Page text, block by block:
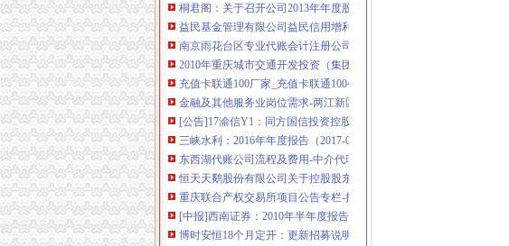
益民基金管理有限公司益民信用增利纯一年定期开放券型证券投
南京雨花台区专业代账会计注册公司流程_【会计服务】
2010年重庆城市交通开发投资（集团）有限公司公司券募集说明书_
充值卡联通100厂家_充值卡联通100公司-阿里巴巴公司黄页
金融及其他服务业岗位需求-两江新区官网
[公告]17渝信Y1：同方国信投资控股有限公司公开发行2017年可续期公
三峡水利：2016年年度报告（2017-03-25）_三峡水利（）个
东西湖代账公司流程及费用-中介代理-番禺社区网
恒天天鹅股份有限公司关于控股股东拟协议转让公司部分股份公开征
重庆联合产权交易所项目公告专栏-搜狐滚动
[中报]西南证券：2010年半年度报告-[中财网]
博时安恒18个月定开：更新招募说明书（2017年第2号）
渝万囤0518号趸船一艘拍卖-渝中区设备物资拍卖公告-众拍网